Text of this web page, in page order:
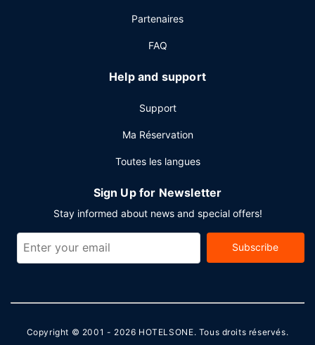
coffre-fort à la réception. Si vous devez organiser une
réunion à Memphis, faites confiance à cet hôtel qui
carrés et comprenant un espace de conférence et 3 des
salles de réunion. Un parking payant sans service de
Partenaires
FAQ
Help and support
Support
Ma Réservation
Toutes les langues
Sign Up for Newsletter
Stay informed about news and special offers!
Subscribe
Copyright © 2001 - 2026 HOTELSONE. Tous droits réservés.